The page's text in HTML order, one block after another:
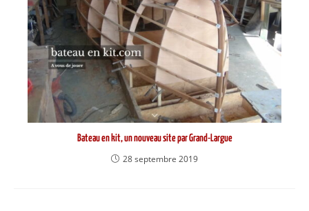
Bateau en kit, un nouveau site par Grand-Largue
28 septembre 2019